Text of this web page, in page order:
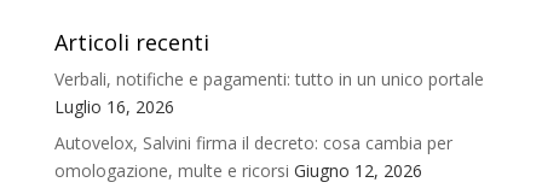
Articoli recenti
Verbali, notifiche e pagamenti: tutto in un unico portale
Luglio 16, 2026
Autovelox, Salvini firma il decreto: cosa cambia per
omologazione, multe e ricorsi Giugno 12, 2026